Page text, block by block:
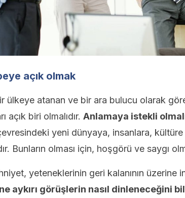
açık olmak
ülkeye atanan ve bir ara bulucu olarak
açık biri olmalıdır. Anlamaya istekli
yeni dünyaya, insanlara,
Bunların olması için, hoşgörü ve saygı
yeteneklerinin geri kalanının üzerine
aykırı görüşlerin nasıl dinleneceğini